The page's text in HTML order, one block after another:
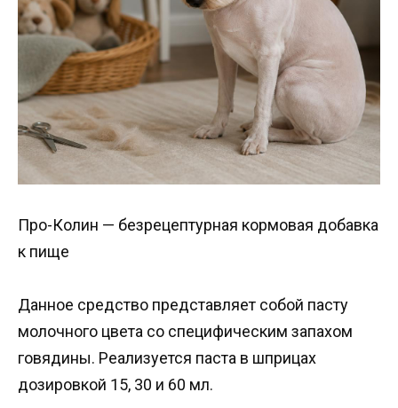
Про-Колин — безрецептурная кормовая добавка
к пище
Данное средство представляет собой пасту
молочного цвета со специфическим запахом
говядины. Реализуется паста в шприцах
дозировкой 15, 30 и 60 мл.